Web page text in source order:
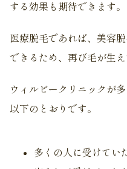
する効果も期待できます。
医療脱毛であれば、美容
できるため、再び毛が生
ウィルビークリニックが
以下のとおりです。
多くの人に受けてい